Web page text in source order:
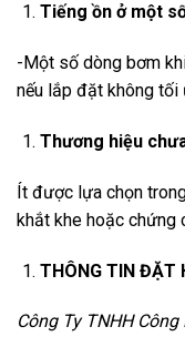
Tiếng ồn ở một
-Một số dòng bơm
nếu lắp đặt không tối
Thương hiệu
Ít được lựa chọn
khắt khe hoặc chứng
THÔNG TIN ĐẶT
Công Ty TNHH